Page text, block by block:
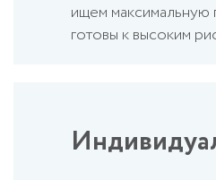
ищем максимальную
готовы к высоким